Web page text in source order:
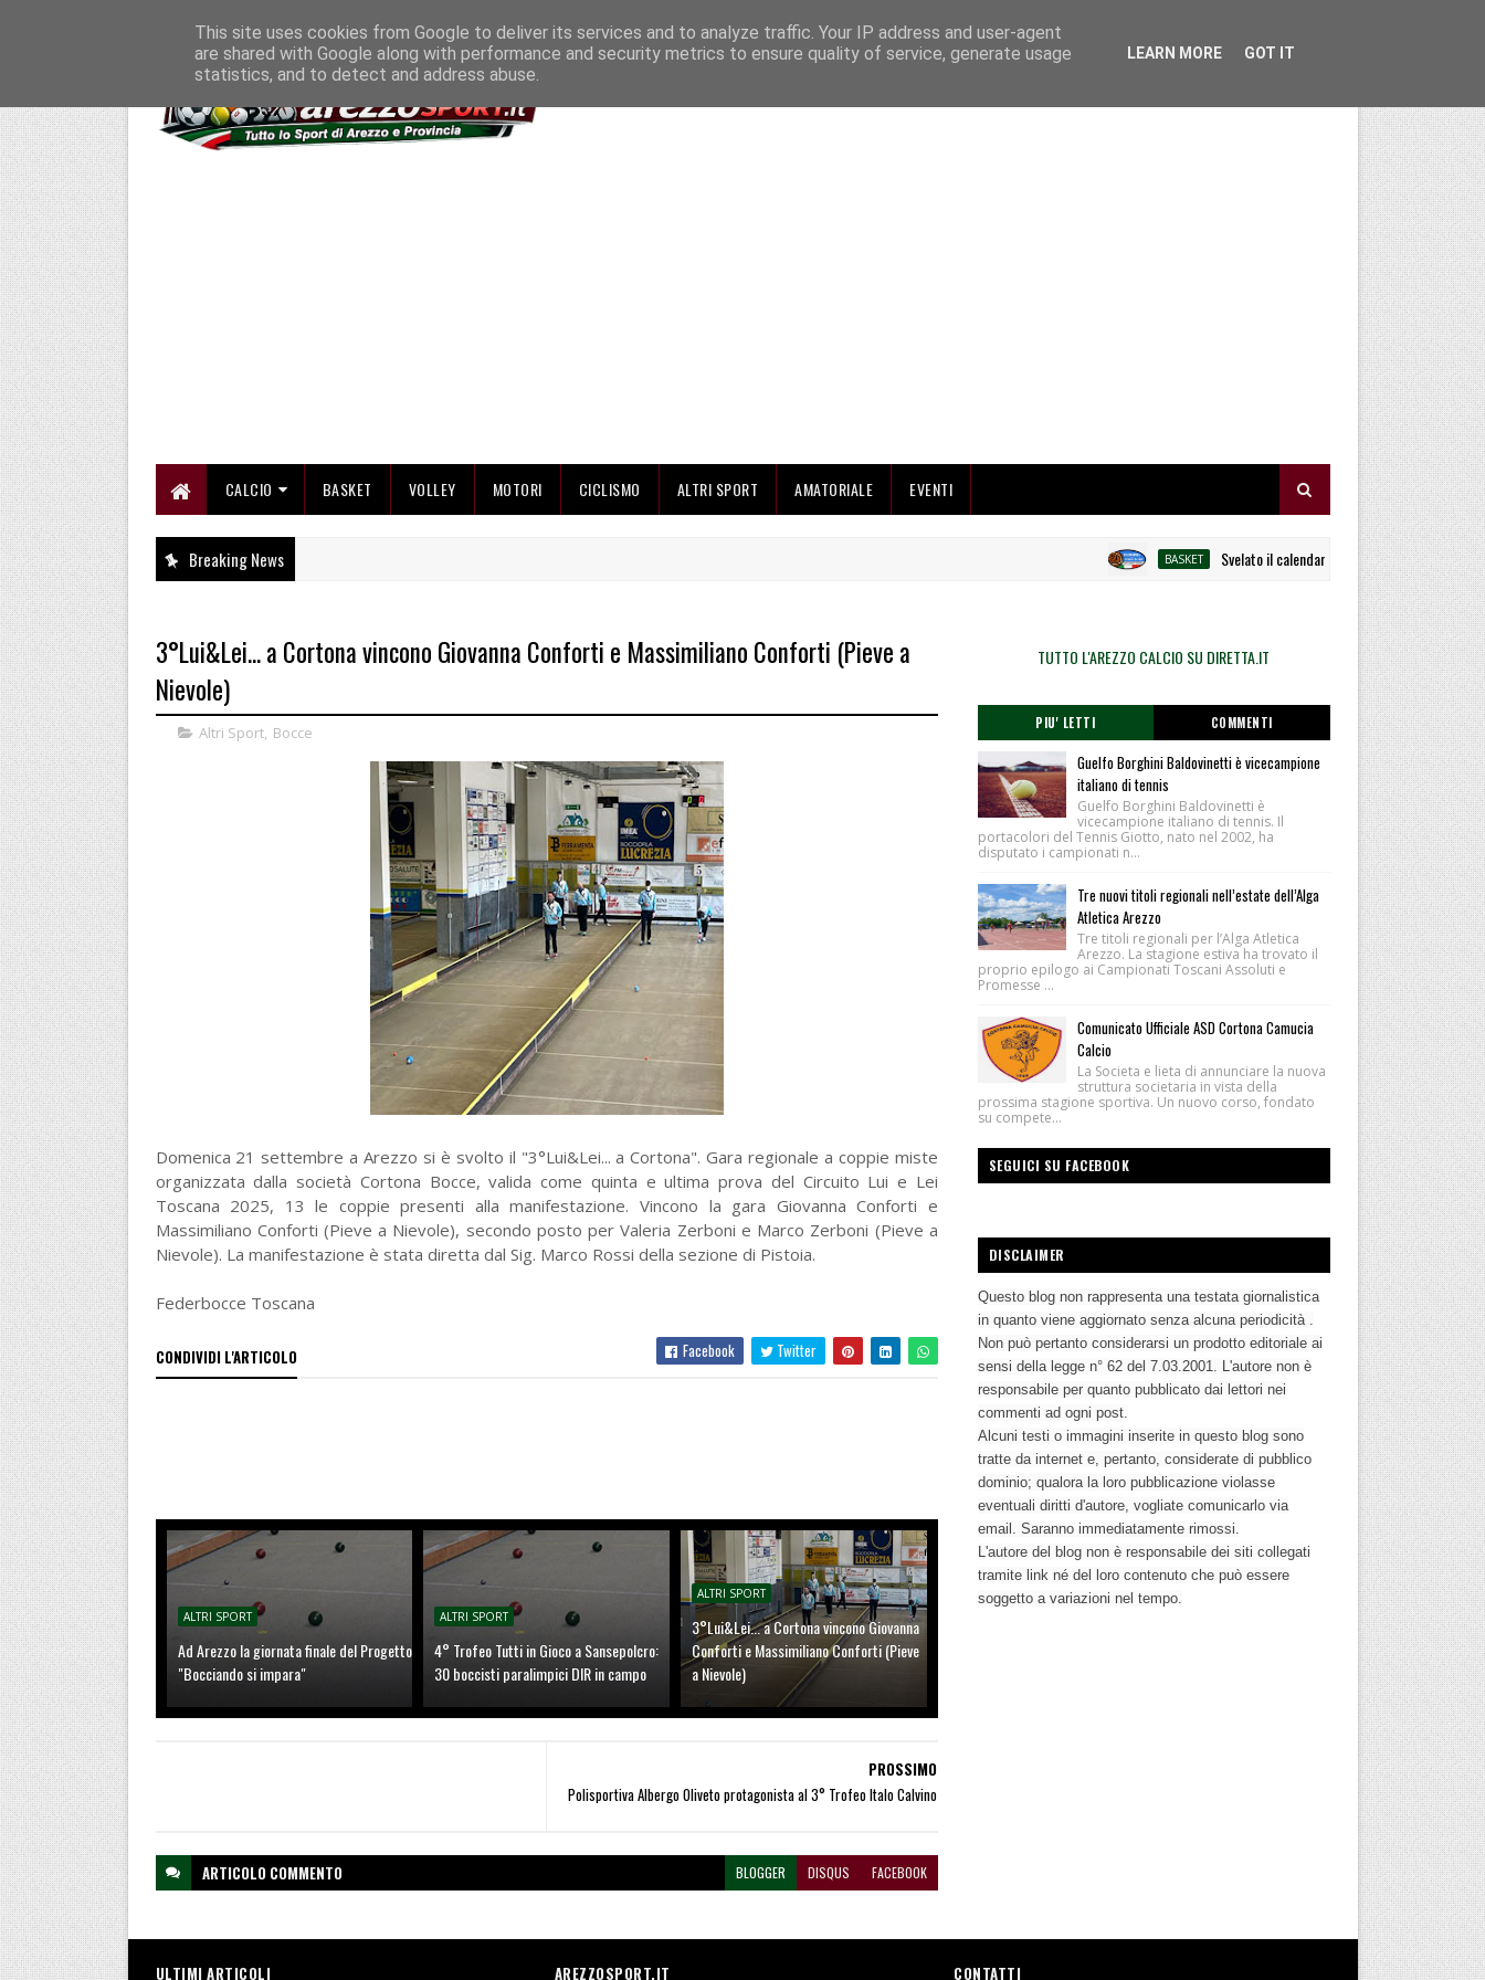
CALCIO BASKET VOLLEY MOTORI CICLISMO ALTRI SPORT AMATORIALE EVENTI
Breaking News BASKET Svelato il calendario la Polisportiva Galli debutta
3°Lui&Lei... a Cortona vincono Giovanna Conforti e Massimiliano Conforti (Pieve a
Nievole)
Altri Sport, Bocce
Domenica 21 settembre a Arezzo si è svolto il "3°Lui&Lei... a Cortona". Gara regionale a coppie miste
organizzata dalla società Cortona Bocce, valida come quinta e ultima prova del Circuito Lui e Lei
Toscana 2025, 13 le coppie presenti alla manifestazione. Vincono la gara Giovanna Conforti e
Massimiliano Conforti (Pieve a Nievole), secondo posto per Valeria Zerboni e Marco Zerboni (Pieve a
Nievole). La manifestazione è stata diretta dal Sig. Marco Rossi della sezione di Pistoia.
Federbocce Toscana
CONDIVIDI L'ARTICOLO Facebook Twitter
ALTRI SPORT
Ad Arezzo la giornata finale del Progetto
"Bocciando si impara"
ALTRI SPORT
4° Trofeo Tutti in Gioco a Sansepolcro:
30 boccisti paralimpici DIR in campo
ALTRI SPORT
3°Lui&Lei... a Cortona vincono Giovanna
Conforti e Massimiliano Conforti (Pieve
a Nievole)
PROSSIMO
Polisportiva Albergo Oliveto protagonista al 3° Trofeo Italo Calvino
ARTICOLO COMMENTO BLOGGER DISQUS FACEBOOK
TUTTO L'AREZZO CALCIO SU DIRETTA.IT
PIU' LETTI COMMENTI
Guelfo Borghini Baldovinetti è vicecampione
italiano di tennis
Guelfo Borghini Baldovinetti è
vicecampione italiano di tennis. Il
portacolori del Tennis Giotto, nato nel 2002, ha
disputato i campionati n...
Tre nuovi titoli regionali nell’estate dell’Alga
Atletica Arezzo
Tre titoli regionali per l’Alga Atletica
Arezzo. La stagione estiva ha trovato il
proprio epilogo ai Campionati Toscani Assoluti e
Promesse ...
Comunicato Ufficiale ASD Cortona Camucia
Calcio
La Societa e lieta di annunciare la nuova
struttura societaria in vista della
prossima stagione sportiva. Un nuovo corso, fondato
su compete...
SEGUICI SU FACEBOOK
DISCLAIMER
Questo blog non rappresenta una testata giornalistica
in quanto viene aggiornato senza alcuna periodicità .
Non può pertanto considerarsi un prodotto editoriale ai
sensi della legge n° 62 del 7.03.2001. L'autore non è
responsabile per quanto pubblicato dai lettori nei
commenti ad ogni post.
Alcuni testi o immagini inserite in questo blog sono
tratte da internet e, pertanto, considerate di pubblico
dominio; qualora la loro pubblicazione violasse
eventuali diritti d'autore, vogliate comunicarlo via
email. Saranno immediatamente rimossi.
L'autore del blog non è responsabile dei siti collegati
tramite link né del loro contenuto che può essere
soggetto a variazioni nel tempo.
ULTIMI ARTICOLI AREZZOSPORT.IT CONTATTI
This site uses cookies from Google to deliver its services and to analyze traffic. Your IP address and user-agent
are shared with Google along with performance and security metrics to ensure quality of service, generate usage
statistics, and to detect and address abuse.
LEARN MORE GOT IT